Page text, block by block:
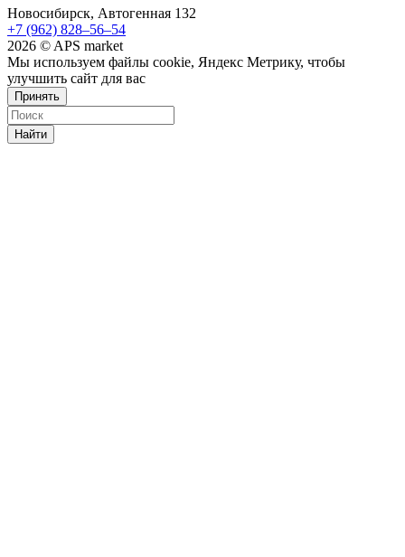
Новосибирск, Автогенная 132
+7 (962) 828‒56‒54
2026 © APS market
Мы используем файлы cookie, Яндекс Метрику, чтобы
улучшить сайт для вас
Принять
Найти